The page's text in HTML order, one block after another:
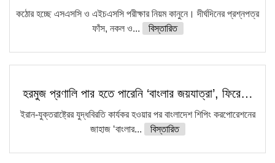
কঠোর হচ্ছে এসএসসি ও এইচএসসি পরীক্ষার নিয়ম কানুনে। দীর্ঘদিনের প্রশ্নপত্র
ফাঁস, নকল ও...
বিস্তারিত
হরমুজ প্রণালি পার হতে পারেনি ‘বাংলার জয়যাত্রা’, ফিরে…
ইরান-যুক্তরাষ্ট্রের যুদ্ধবিরতি কার্যকর হওয়ার পর বাংলাদেশ শিপিং করপোরেশনের
জাহাজ ‘বাংলার...
বিস্তারিত